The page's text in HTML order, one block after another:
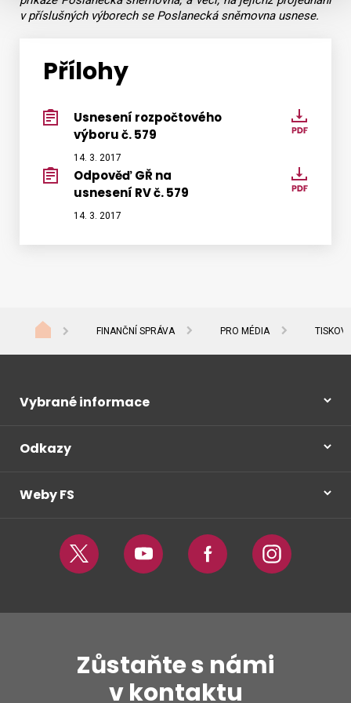
v příslušných výborech se Poslanecká sněmovna usnese.
Přílohy
Usnesení rozpočtového
výboru č. 579
14. 3. 2017
Odpověď GŘ na
usnesení RV č. 579
14. 3. 2017
FINANČNÍ SPRÁVA PRO MÉDIA
Vybrané informace
Odkazy
Weby FS
Twitter Youtube Facebook Instagram
Zůstaňte s námi
v kontaktu